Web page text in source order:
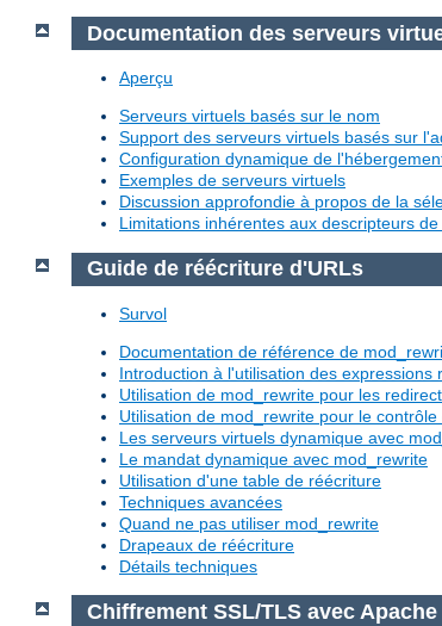
Documentation des serveurs
Aperçu
Serveurs virtuels basés sur le nom
Support des serveurs virtuels basés sur
Configuration dynamique de
Exemples de serveurs virtuels
Discussion approfondie à propos de la
Limitations inhérentes aux descripteurs
Guide de réécriture d'URLs
Survol
Documentation de référence de
Introduction à l'utilisation des expressions
Utilisation de mod_rewrite pour les
Utilisation de mod_rewrite pour le contrôle
Les serveurs virtuels dynamique avec
Le mandat dynamique avec mod_rewrite
Utilisation d'une table de réécriture
Techniques avancées
Quand ne pas utiliser mod_rewrite
Drapeaux de réécriture
Détails techniques
Chiffrement SSL/TLS avec Apache